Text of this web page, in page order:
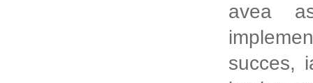
avea
succes,